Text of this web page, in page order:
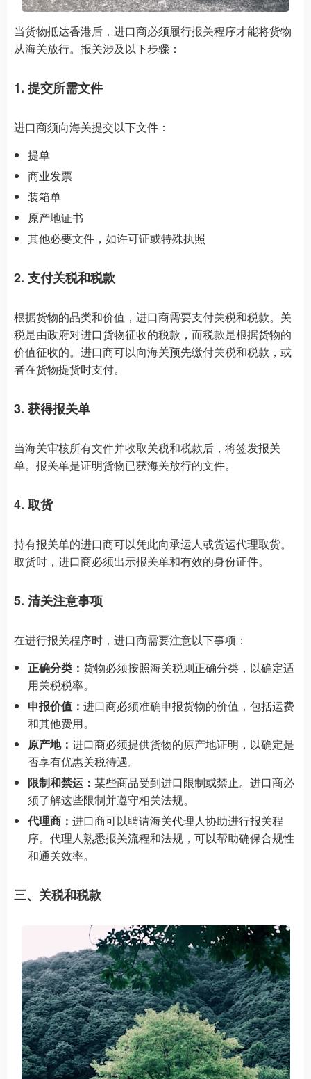
当货物抵达香港后，进口商必须履行报关程序才能将货物
从海关放行。报关涉及以下步骤：
1. 提交所需文件
进口商须向海关提交以下文件：
提单
商业发票
装箱单
原产地证书
其他必要文件，如许可证或特殊执照
2. 支付关税和税款
根据货物的品类和价值，进口商需要支付关税和税款。关
税是由政府对进口货物征收的税款，而税款是根据货物的
价值征收的。进口商可以向海关预先缴付关税和税款，或
者在货物提货时支付。
3. 获得报关单
当海关审核所有文件并收取关税和税款后，将签发报关
单。报关单是证明货物已获海关放行的文件。
4. 取货
持有报关单的进口商可以凭此向承运人或货运代理取货。
取货时，进口商必须出示报关单和有效的身份证件。
5. 清关注意事项
在进行报关程序时，进口商需要注意以下事项：
正确分类： 货物必须按照海关税则正确分类，以确定适
用关税税率。
申报价值： 进口商必须准确申报货物的价值，包括运费
和其他费用。
原产地： 进口商必须提供货物的原产地证明，以确定是
否享有优惠关税待遇。
限制和禁运： 某些商品受到进口限制或禁止。进口商必
须了解这些限制并遵守相关法规。
代理商： 进口商可以聘请海关代理人协助进行报关程
序。代理人熟悉报关流程和法规，可以帮助确保合规性
和通关效率。
三、关税和税款